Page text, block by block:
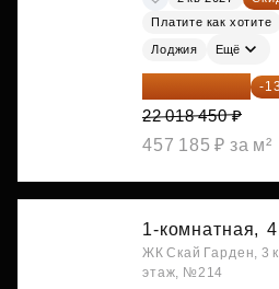
Платите как хотите
Лоджия Ещё
19 156 052 ₽ -
22 018 450 ₽
457 185 ₽ за м²
1-комнатная,
ЖК Скай Гарден, 3
этаж, №214